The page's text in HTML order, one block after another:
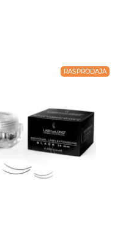
RASPRODAJA